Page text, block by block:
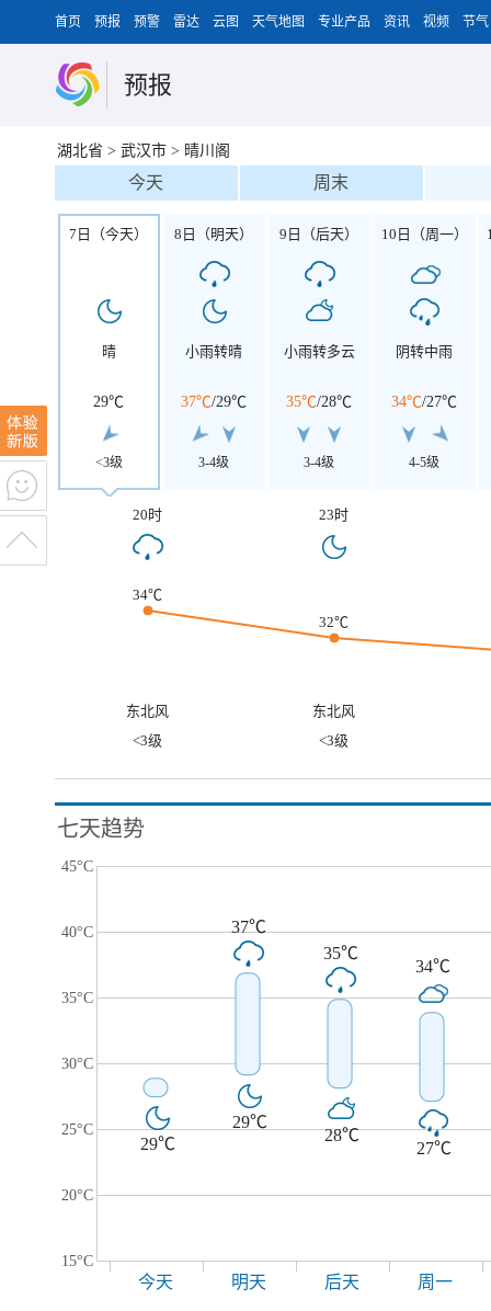
首页 预报 预警 雷达 云图 天气地图 专业产品 资讯 视频 节气
预报
湖北省 > 武汉市 > 晴川阁
今天 周末
7日（今天）
晴
29℃
<3级
8日（明天）
小雨转晴
37℃/29℃
3-4级
9日（后天）
小雨转多云
35℃/28℃
3-4级
10日（周一）
阴转中雨
34℃/27℃
4-5级
20时 23时
34℃
32℃
东北风
东北风
<3级
<3级
七天趋势
45°C
40°C
35°C
30°C
25°C
20°C
15°C
29℃
37℃
29℃
35℃
28℃
34℃
27℃
今天 明天 后天 周一